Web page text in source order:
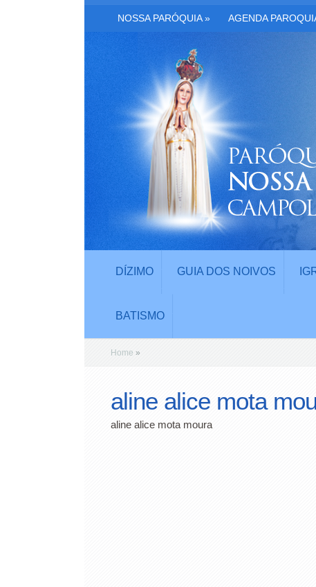
NOSSA PARÓQUIA» AGENDA
DÍZIMO GUIA DOS NOIVOS
BATISMO
Home »
aline alice mota
aline alice mota moura